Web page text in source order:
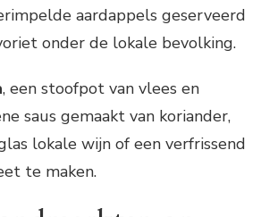
aardappels geserveerd
onder de lokale bevolking.
, een stoofpot van vlees en
saus gemaakt van koriander,
lokale wijn of een verfrissend
te maken.